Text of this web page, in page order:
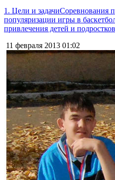
1. Цели и задачиСоревнования
популяризации игры в
привлечения детей и
11 февраля 2013 01:02